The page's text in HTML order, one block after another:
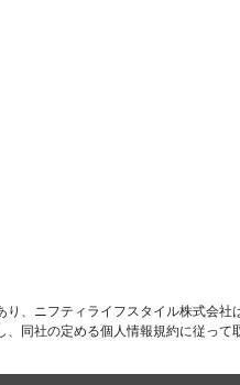
、ニフティライフスタイル株式会社
同社の定める個人情報規約に従って